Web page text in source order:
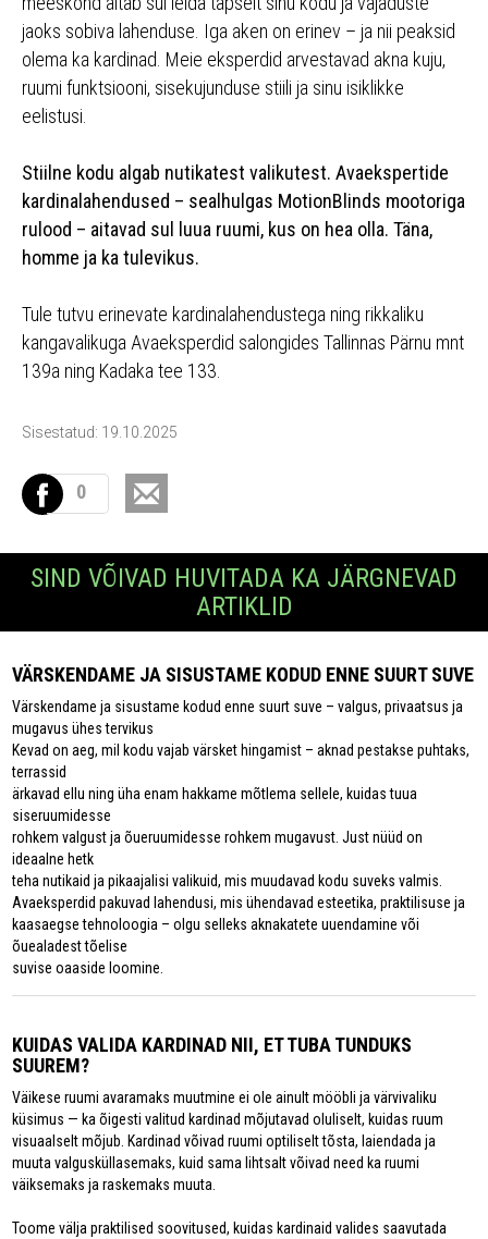
jaoks sobiva lahenduse. Iga aken on erinev – ja nii peaksid
olema ka kardinad. Meie eksperdid arvestavad akna kuju,
ruumi funktsiooni, sisekujunduse stiili ja sinu isiklikke
eelistusi.
Stiilne kodu algab nutikatest valikutest. Avaekspertide
kardinalahendused – sealhulgas MotionBlinds mootoriga
rulood – aitavad sul luua ruumi, kus on hea olla. Täna,
homme ja ka tulevikus.
Tule tutvu erinevate kardinalahendustega ning rikkaliku
kangavalikuga Avaeksperdid salongides Tallinnas Pärnu mnt
139a ning Kadaka tee 133.
Sisestatud: 19.10.2025
0
SIND VÕIVAD HUVITADA KA JÄRGNEVAD
ARTIKLID
VÄRSKENDAME JA SISUSTAME KODUD ENNE SUURT SUVE
Värskendame ja sisustame kodud enne suurt suve – valgus, privaatsus ja
mugavus ühes tervikus
Kevad on aeg, mil kodu vajab värsket hingamist – aknad pestakse puhtaks,
terrassid
ärkavad ellu ning üha enam hakkame mõtlema sellele, kuidas tuua
siseruumidesse
rohkem valgust ja õueruumidesse rohkem mugavust. Just nüüd on
ideaalne hetk
teha nutikaid ja pikaajalisi valikuid, mis muudavad kodu suveks valmis.
Avaeksperdid pakuvad lahendusi, mis ühendavad esteetika, praktilisuse ja
kaasaegse tehnoloogia – olgu selleks aknakatete uuendamine või
õuealadest tõelise
suvise oaaside loomine.
KUIDAS VALIDA KARDINAD NII, ET TUBA TUNDUKS
SUUREM?
Väikese ruumi avaramaks muutmine ei ole ainult mööbli ja värvivaliku
küsimus — ka õigesti valitud kardinad mõjutavad oluliselt, kuidas ruum
visuaalselt mõjub. Kardinad võivad ruumi optiliselt tõsta, laiendada ja
muuta valgusküllasemaks, kuid sama lihtsalt võivad need ka ruumi
väiksemaks ja raskemaks muuta.
Toome välja praktilised soovitused, kuidas kardinaid valides saavutada